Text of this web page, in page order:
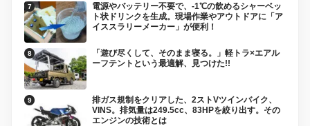
電源やバッテリー不要で、-1℃の飲めるシャーベッ
ト状ドリンクを生成。現場作業やアウトドアに「ア
イススラリーメーカー」が便利！
「遊び尽くして、そのまま寝る。」軽トラ×エアル
ーフテントという最適解、見つけた!!
排ガス規制をクリアした、2ストVツインバイク、
VINS。排気量は249.5cc、83HPを絞り出す。その
エンジンの技術とは